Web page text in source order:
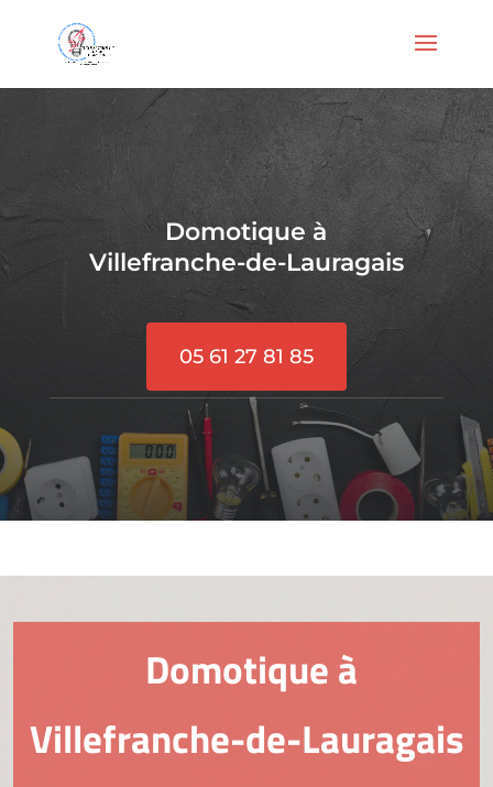
Domotique à
Villefranche-de-Lauragais
05 61 27 81 85
Domotique à
Villefranche-de-Lauragais